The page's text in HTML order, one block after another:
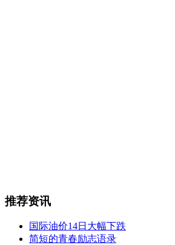
推荐资讯
国际油价14日大幅下跌
简短的青春励志语录